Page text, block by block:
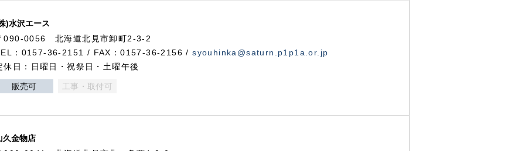
)水沢エース
090-0056 北海道北見市卸町2-3-2
：0157-36-2151 / FAX：0157-36-2156 /syouhinka@saturn.p1p1a.or.jp
休日：日曜日・祝祭日・土曜午後
販売可 工事・取付可
久金物店